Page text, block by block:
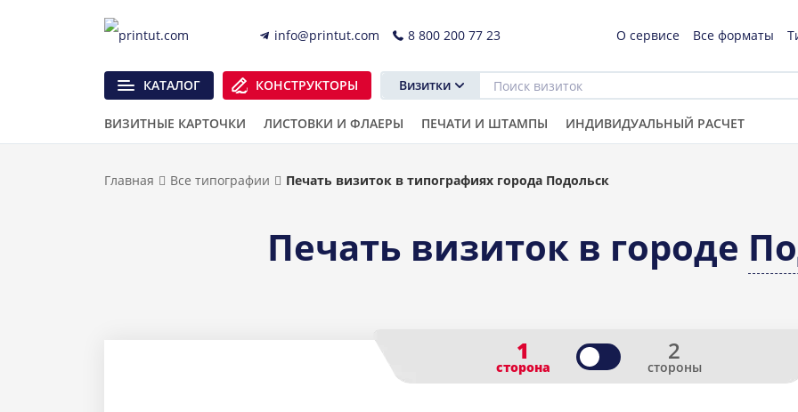
info@printut.com 8 800 200 77 23 О сервисе Все форматы
КАТАЛОГ КОНСТРУКТОРЫ Визитки
ВИЗИТНЫЕ КАРТОЧКИ ЛИСТОВКИ И ФЛАЕРЫ ПЕЧАТИ И ШТАМПЫ ИНДИВИДУАЛЬНЫЙ РАСЧЕТ
Главная Все типографии Печать визиток в типографиях города Подольск
Печать визиток в городе
1
сторона
2
стороны